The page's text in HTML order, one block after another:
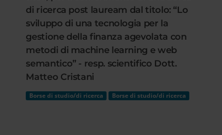
di ricerca post lauream dal titolo: “Lo
sviluppo di una tecnologia per la
gestione della finanza agevolata con
metodi di machine learning e web
semantico” - resp. scientifico Dott.
Matteo Cristani
Borse di studio/di ricerca Borse di studio/di ricerca